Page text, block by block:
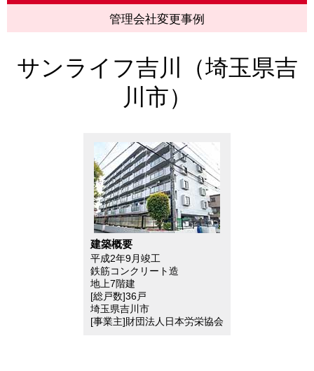
管理会社変更事例
サンライフ吉川（埼玉県吉
川市）
建築概要
平成2年9月竣工
鉄筋コンクリート造
地上7階建
[総戸数]36戸
埼玉県吉川市
[事業主]財団法人日本労栄協会